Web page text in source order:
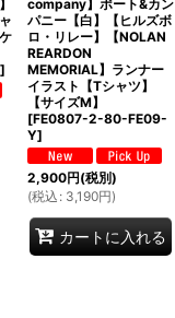
]
company】ポート&カン
パニー【白】【ヒルズボ
ロ・リレー】【NOLAN
REARDON
MEMORIAL】ランナー
イラスト【Tシャツ】
【サイズM】
[FE0807-2-80-FE09-
Y]
2,900円(税別)
(税込 : 3,190円)
カートに入れる